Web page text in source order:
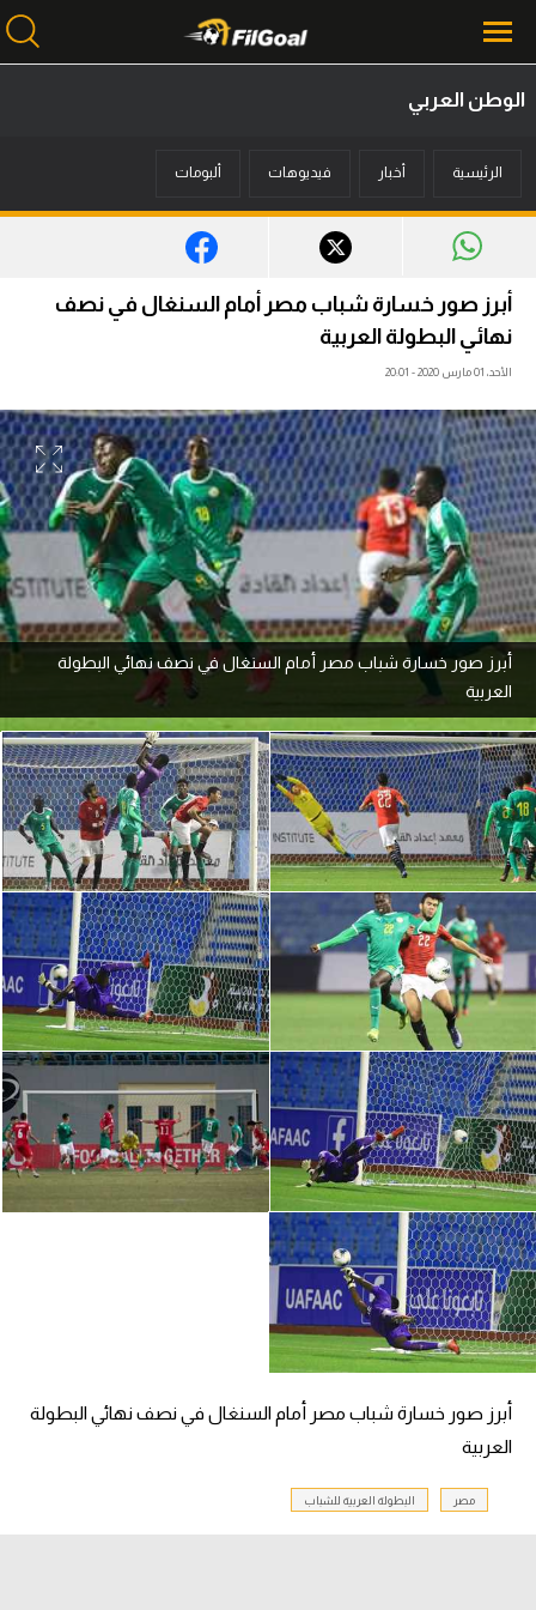
أخبار
ميركاتو
فانتازي في الجول
مسابقة التوقعات
فيديوهات
عدسات
آراء حرة
ركن الألعاب
بطولات
أمريكا 2026
الدوري المصري
الدوري الإنجليزي الممتاز
الدوري الإسباني
الدوري الإيطالي
الدوري الألماني
الدوري الفرنسي
الدوري السعودي للمحترفين
دوري أبطال أوروبا
دوري أبطال إفريقيا
كل البطولات
أقسام
الكرة المصرية
الدوري المصري
الكرة الأوروبية
الوطن العربي
الرئيسية أخبار فيديوهات ألبومات
أبرز صور خسارة شباب مصر أمام السنغال في نصف
نهائي البطولة العربية
الأحد، 01 مارس 2020 - 20:01
أبرز صور خسارة شباب مصر أمام السنغال في نصف نهائي البطولة
العربية
أبرز صور خسارة شباب مصر أمام السنغال في نصف نهائي البطولة
العربية
مصر البطولة العربية للشباب